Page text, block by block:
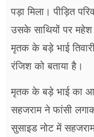
पड़ा मिला। पीड़ित
उसके साथियों पर महेश
मृतक के बड़े भाई
रंजिश को बताया है।
मृतक के बड़े भाई का
सहजराम ने फांसी
सुसाइड नोट में